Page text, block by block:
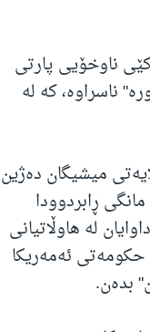
ناوخۆیی پارتی
ناسراوە، کە لە
میشیگان دەژین
ڕابردوودا
لە هاوڵاتیانی
حکومەتی ئەمەریکا
بدەن.